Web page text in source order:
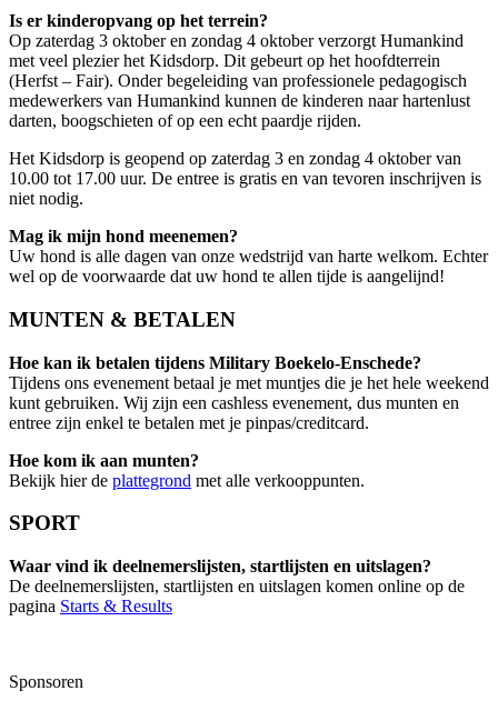
Is er kinderopvang op het terrein?
Op zaterdag 3 oktober en zondag 4 oktober verzorgt Humankind
met veel plezier het Kidsdorp. Dit gebeurt op het hoofdterrein
(Herfst – Fair). Onder begeleiding van professionele pedagogisch
medewerkers van Humankind kunnen de kinderen naar hartenlust
darten, boogschieten of op een echt paardje rijden.
Het Kidsdorp is geopend op zaterdag 3 en zondag 4 oktober van
10.00 tot 17.00 uur. De entree is gratis en van tevoren inschrijven is
niet nodig.
Mag ik mijn hond meenemen?
Uw hond is alle dagen van onze wedstrijd van harte welkom. Echter
wel op de voorwaarde dat uw hond te allen tijde is aangelijnd!
MUNTEN & BETALEN
Hoe kan ik betalen tijdens Military Boekelo-Enschede?
Tijdens ons evenement betaal je met muntjes die je het hele weekend
kunt gebruiken. Wij zijn een cashless evenement, dus munten en
entree zijn enkel te betalen met je pinpas/creditcard.
Hoe kom ik aan munten?
Bekijk hier de plattegrond met alle verkooppunten.
SPORT
Waar vind ik deelnemerslijsten, startlijsten en uitslagen?
De deelnemerslijsten, startlijsten en uitslagen komen online op de
pagina Starts & Results
Sponsoren